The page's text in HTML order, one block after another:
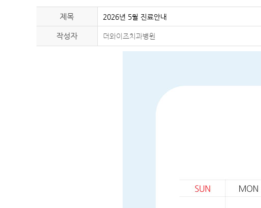
제목 2026년 5월 진료안내
작성자 더와이즈치과병원